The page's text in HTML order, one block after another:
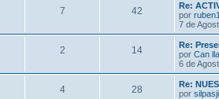
7 42
Re:
por
7 de
2 14
Re:
por Can
6 de
4 28
Re:
por silpasji